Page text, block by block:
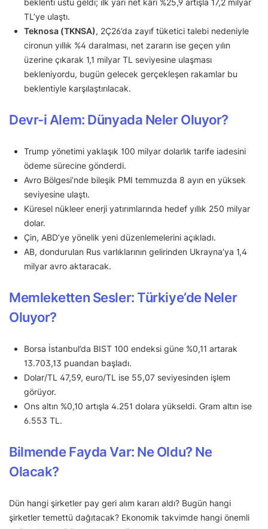
beklenti üstü geldi; ilk yarı net kârı %25,9 artışla 17,2 milyar
TL’ye ulaştı.
Teknosa (TKNSA), 2Ç26’da zayıf tüketici talebi nedeniyle
cironun yıllık %4 daralması, net zararın ise geçen yılın
üzerine çıkarak 1,1 milyar TL seviyesine ulaşması
bekleniyordu, bugün gelecek gerçekleşen rakamlar bu
beklentiyle karşılaştırılacak.
Devr-i Alem: Dünyada Neler Oluyor?
Trump yönetimi yaklaşık 100 milyar dolarlık tarife iadesini
ödeme sürecine gönderdi.
Avro Bölgesi’nde bileşik PMI temmuzda 8 ayın en yüksek
seviyesine ulaştı.
Küresel nükleer enerji yatırımlarında hedef yıllık 250 milyar
dolar.
Çin, ABD’ye yönelik yeni düzenlemelerini açıkladı.
AB, dondurulan Rus varlıklarının gelirinden Ukrayna’ya 1,4
milyar avro aktaracak.
Memleketten Sesler: Türkiye’de Neler
Oluyor?
Borsa İstanbul’da BIST 100 endeksi güne %0,11 artarak
13.703,13 puandan başladı.
Dolar/TL 47,59, euro/TL ise 55,07 seviyesinden işlem
görüyor.
Ons altın %0,10 artışla 4.251 dolara yükseldi. Gram altın ise
6.553 TL.
Bilmende Fayda Var: Ne Oldu? Ne
Olacak?
Dün hangi şirketler pay geri alım kararı aldı? Bugün hangi
şirketler temettü dağıtacak? Ekonomik takvimde hangi önemli